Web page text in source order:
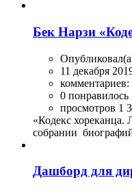
Бек Нарзи
11 декабря
комментариев:
0 понравилось
просмотров 1
«Кодекс хореканца.
собрании
Дашборд для